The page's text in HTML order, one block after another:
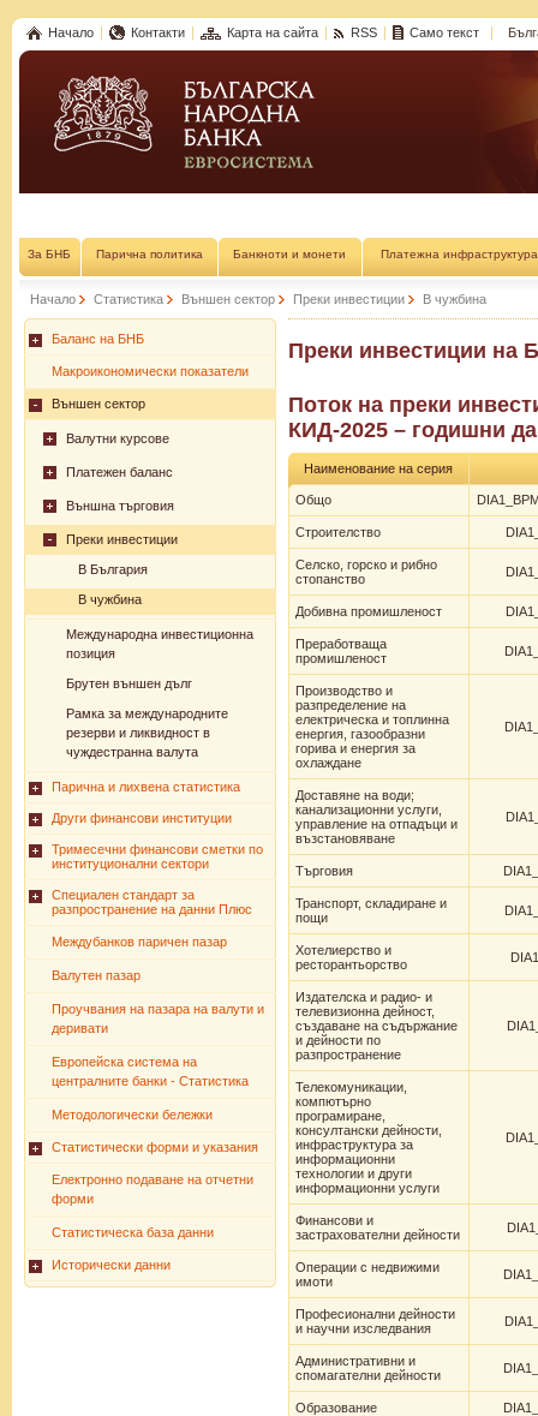
Начало Контакти Карта на сайта RSS Само текст
За БНБ Парична политика Банкноти и монети Платежна инфраструктура
Начало Статистика Външен сектор Преки инвестиции В чужбина
Баланс на БНБ
Макроикономически показатели
Външен сектор
Валутни курсове
Платежен баланс
Външна търговия
Преки инвестиции
В България
В чужбина
Международна инвестиционна
позиция
Брутен външен дълг
Рамка за международните
резерви и ликвидност в
чуждестранна валута
Парична и лихвена статистика
Други финансови институции
Тримесечни финансови сметки по
институционални сектори
Специален стандарт за
разпространение на данни Плюс
Междубанков паричен пазар
Валутен пазар
Проучвания на пазара на валути и
деривати
Европейска система на
централните банки - Статистика
Методологически бележки
Статистически форми и указания
Електронно подаване на отчетни
форми
Статистическа база данни
Исторически данни
Преки инвестиции на
Поток на преки
КИД-2025 – годишни
Наименование на серия
Общо
Строителство
Селско, горско и рибно
стопанство
Добивна промишленост
Преработваща
промишленост
Производство и
разпределение на
електрическа и топлинна
енергия, газообразни
горива и енергия за
охлаждане
Доставяне на води;
канализационни услуги,
управление на отпадъци и
възстановяване
Търговия
Транспорт, складиране и
пощи
Хотелиерство и
ресторантьорство
Издателска и радио- и
телевизионна дейност,
създаване на съдържание
и дейности по
разпространение
Телекомуникации,
компютърно
програмиране,
консултански дейности,
инфраструктура за
информационни
технологии и други
информационни услуги
Финансови и
застрахователни дейности
Операции с недвижими
имоти
Професионални дейности
и научни изследвания
Административни и
спомагателни дейности
Образование